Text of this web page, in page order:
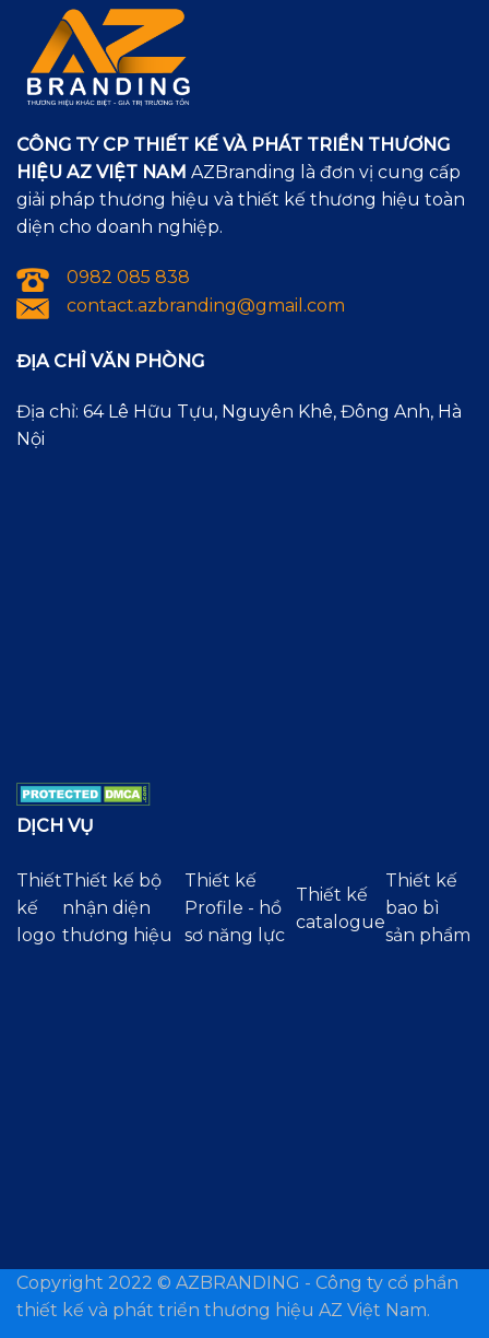
CÔNG TY CP THIẾT KẾ VÀ PHÁT TRIỂN THƯƠNG
HIỆU AZ VIỆT NAM AZBranding là đơn vị cung cấp
giải pháp thương hiệu và thiết kế thương hiệu toàn
diện cho doanh nghiệp.
0982 085 838
contact.azbranding@gmail.com
ĐỊA CHỈ VĂN PHÒNG
Địa chỉ: 64 Lê Hữu Tựu, Nguyên Khê, Đông Anh, Hà
Nội
DỊCH VỤ
Thiết
kế
logo
Thiết kế bộ
nhận diện
thương hiệu
Thiết kế
Profile - hồ
sơ năng lực
Thiết kế
catalogue
Thiết kế
bao bì
sản phẩm
Copyright 2022 © AZBRANDING - Công ty cổ phần
thiết kế và phát triển thương hiệu AZ Việt Nam.